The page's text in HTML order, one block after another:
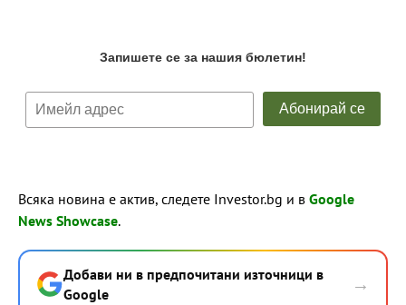
Всяка новина е актив, следете Investor.bg и в Google
News Showcase.
Добави ни в предпочитани източници в
Google
→